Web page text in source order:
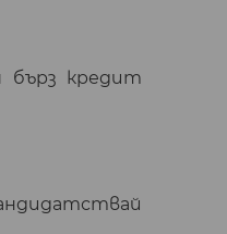
бърз кредит